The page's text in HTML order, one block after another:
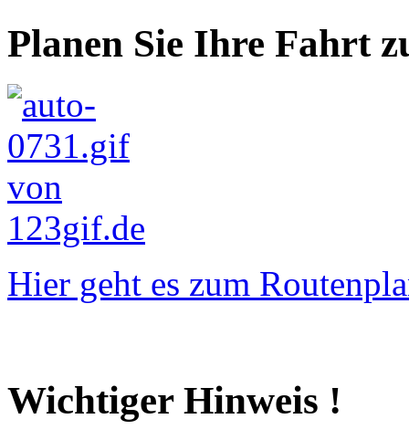
Planen Sie Ihre Fahrt
Hier geht es zum
Wichtiger Hinweis !